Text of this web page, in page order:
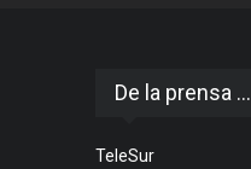
De la prensa ...
TeleSur